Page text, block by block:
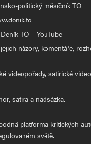
politický měsíčník TO
TO – YouTube
názory, komentáře,
videopořady, satirické
satira a nadsázka.
platforma kritických
světě.